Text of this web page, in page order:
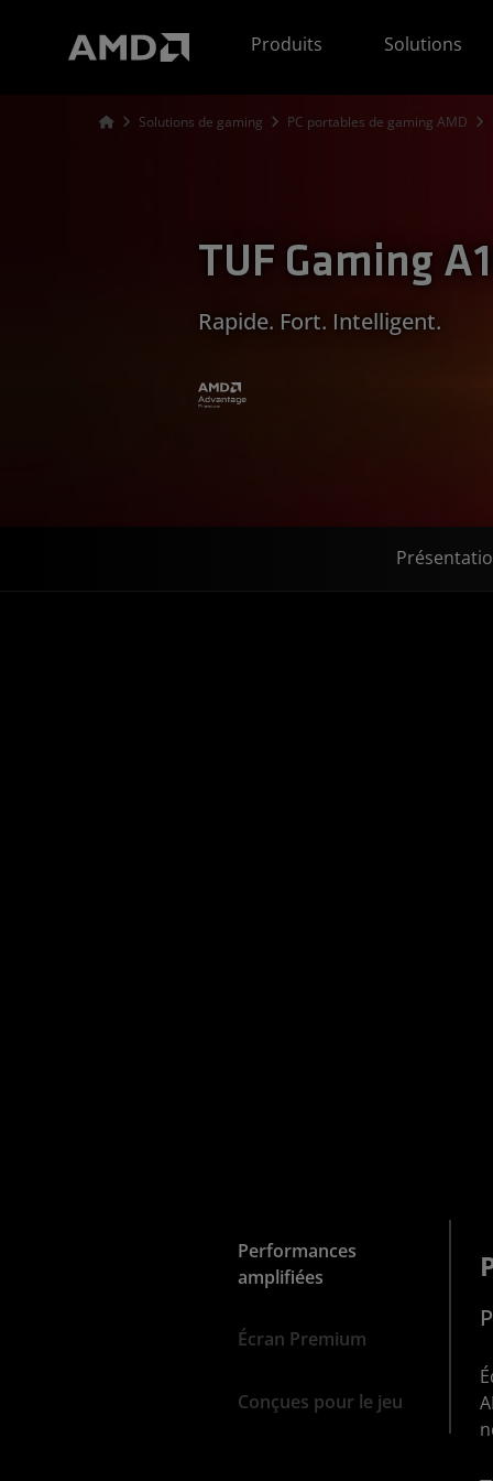
Produits
Solutions
Solutions de gaming PC portables de gaming AMD
TUF Gaming
Rapide. Fort. Intelligent.
Performances
amplifiées
Écran Premium
Conçues pour le jeu